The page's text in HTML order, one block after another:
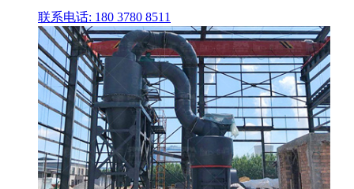
联系电话: 180 3780 8511